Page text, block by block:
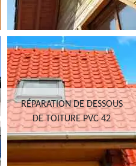
RÉPARATION DE DESSOUS
DE TOITURE PVC 42